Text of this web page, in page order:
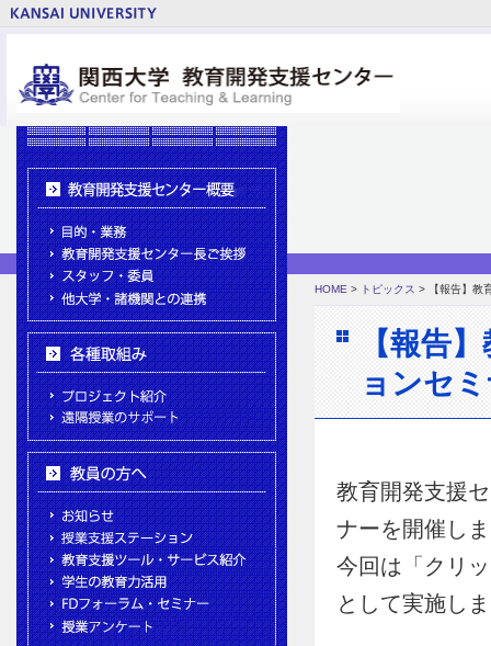
HOME > トピックス > 【報告】教
【報告
ョンセ
教育開発支援
ナーを開催し
今回は「クリ
として実施し